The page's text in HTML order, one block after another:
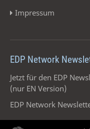
Impressum
EDP Network
Jetzt für den EDP
(nur EN Version)
EDP Network